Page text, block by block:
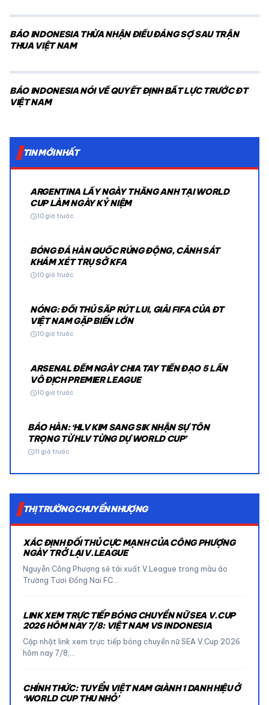
BÁO INDONESIA THỪA NHẬN ĐIỀU ĐÁNG SỢ SAU TRẬN
THUA VIỆT NAM
BÁO INDONESIA NÓI VỀ QUYẾT ĐỊNH BẤT LỰC TRƯỚC ĐT
VIỆT NAM
TIN MỚI NHẤT
ARGENTINA LẤY NGÀY THẮNG ANH TẠI WORLD
CUP LÀM NGÀY KỶ NIỆM
schedule10 giờ trước
BÓNG ĐÁ HÀN QUỐC RÚNG ĐỘNG, CẢNH SÁT
KHÁM XÉT TRỤ SỞ KFA
schedule10 giờ trước
NÓNG: ĐỐI THỦ SẮP RÚT LUI, GIẢI FIFA CỦA ĐT
VIỆT NAM GẶP BIẾN LỚN
schedule10 giờ trước
ARSENAL ĐẾM NGÀY CHIA TAY TIỀN ĐẠO 5 LẦN
VÔ ĐỊCH PREMIER LEAGUE
schedule10 giờ trước
BÁO HÀN: ‘HLV KIM SANG SIK NHẬN SỰ TÔN
TRỌNG TỪ HLV TỪNG DỰ WORLD CUP’
schedule11 giờ trước
THỊ TRƯỜNG CHUYỂN NHƯỢNG
XÁC ĐỊNH ĐỐI THỦ CỰC MẠNH CỦA CÔNG PHƯỢNG
NGÀY TRỞ LẠI V.LEAGUE
Nguyễn Công Phượng sẽ tái xuất V.League trong màu áo
Trường Tươi Đồng Nai FC…
LINK XEM TRỰC TIẾP BÓNG CHUYỀN NỮ SEA V.CUP
2026 HÔM NAY 7/8: VIỆT NAM VS INDONESIA
Cập nhật link xem trực tiếp bóng chuyền nữ SEA V.Cup 2026
hôm nay 7/8,…
CHÍNH THỨC: TUYỂN VIỆT NAM GIÀNH 1 DANH HIỆU Ở
‘WORLD CUP THU NHỎ’